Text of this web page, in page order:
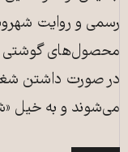
رسمی و روایت
محصول‌های گوشتی و
در صورت داشتن
می‌شوند و به خیل